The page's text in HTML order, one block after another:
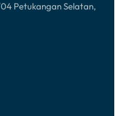
Petukangan Selatan,